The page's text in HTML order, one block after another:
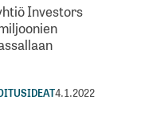
Investors
4.1.2022